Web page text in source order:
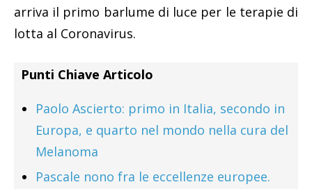
arriva il primo barlume di luce per le terapie di
lotta al Coronavirus.
Punti Chiave Articolo
Paolo Ascierto: primo in Italia, secondo in
Europa, e quarto nel mondo nella cura del
Melanoma
Pascale nono fra le eccellenze europee.